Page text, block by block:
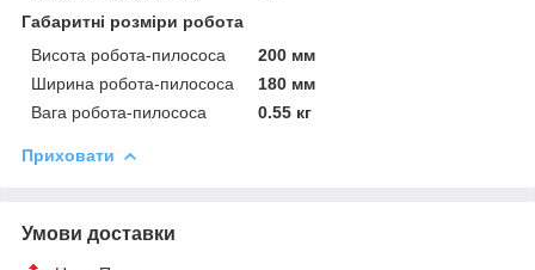
Габаритні розміри робота
Висота робота-пилососа
200 мм
Ширина робота-пилососа
180 мм
Вага робота-пилососа
0.55 кг
Приховати
Умови доставки